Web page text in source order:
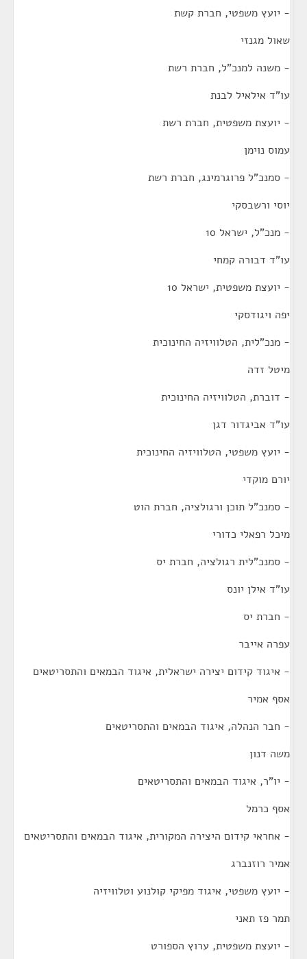
- יועץ משפטי, חברת קשת
שאול מגנזי
- משנה למנכ"ל, חברת רשת
עו"ד אילאיל לבנת
- יועצת משפטית, חברת רשת
עמוס נוימן
- סמנכ"ל פרוגרמינג, חברת רשת
יוסי ורשבסקי
- מנכ"ל, ישראל 10
עו"ד דבורה קמחי
- יועצת משפטית, ישראל 10
יפה ויגודסקי
- מנכ"לית, הטלוויזיה החינוכית
מיטל זדה
- דוברת, הטלוויזיה החינוכית
עו"ד אביגדור דגן
- יועץ משפטי, הטלוויזיה החינוכית
יורם מוקדי
- סמנכ"ל תוכן ורגולציה, חברת הוט
מיכל רפאלי כדורי
- סמנכ"לית רגולציה, חברת יס
עו"ד אילן יונס
- חברת יס
עפרה אייבר
- איגוד קידום יצירה ישראלית, איגוד הבמאים והתסריטאים
אסף אמיר
- חבר הנהלה, איגוד הבמאים והתסריטאים
משה דנון
- יו"ר, איגוד הבמאים והתסריטאים
אסף כרמל
- אחראי קידום היצירה המקורית, איגוד הבמאים והתסריטאים
אמיר רוזנברג
- יועץ משפטי, איגוד מפיקי קולנוע וטלוויזיה
תמר פז תאני
- יועצת משפטית, ערוץ הספורט